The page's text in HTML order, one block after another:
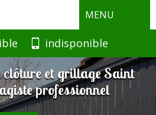
MENU
indisponible
clôture et grillage Saint
professionnel